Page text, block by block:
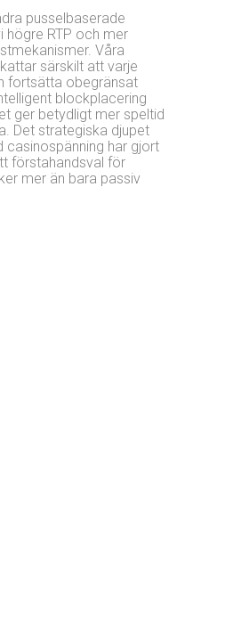
pusselbaserade
högre RTP och mer
Våra
särskilt att varje
fortsätta obegränsat
blockplacering
ger betydligt mer speltid
Det strategiska djupet
casinospänning har gjort
förstahandsval för
mer än bara passiv